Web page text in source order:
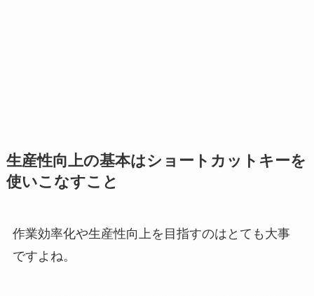
生産性向上の基本はショートカットキーを
使いこなすこと
作業効率化や生産性向上を目指すのはとても大事
ですよね。